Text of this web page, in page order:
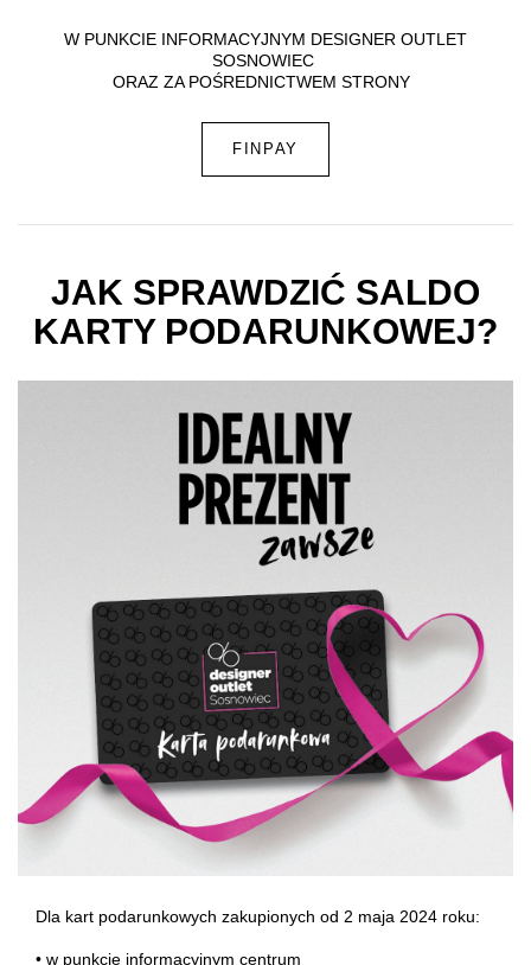
W PUNKCIE INFORMACYJNYM DESIGNER OUTLET
SOSNOWIEC
ORAZ ZA POŚREDNICTWEM STRONY
FINPAY
JAK SPRAWDZIĆ SALDO
KARTY PODARUNKOWEJ?
Dla kart podarunkowych zakupionych od 2 maja 2024 roku:
• w punkcie informacyjnym centrum